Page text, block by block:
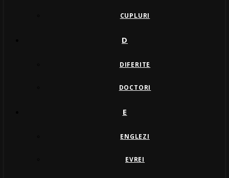
CUPLURI
D
DIFERITE
DOCTORI
E
ENGLEZI
EVREI